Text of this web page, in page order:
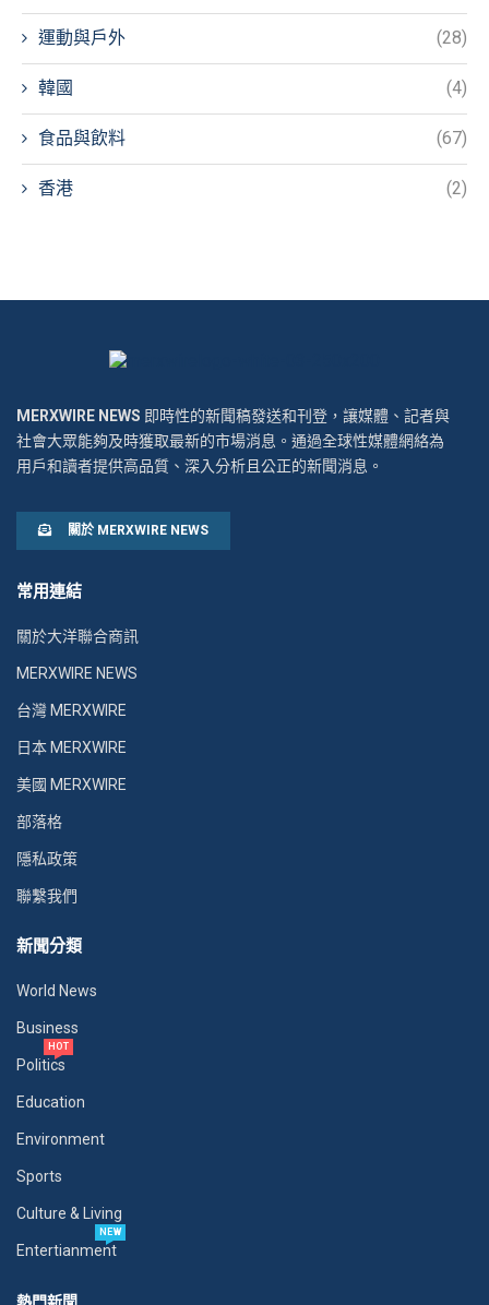
運動與戶外 (28)
韓國 (4)
食品與飲料 (67)
香港 (2)
MERXWIRE NEWS 即時性的新聞稿發送和刊登，讓媒體、記者與
社會大眾能夠及時獲取最新的市場消息。通過全球性媒體網絡為
用戶和讀者提供高品質、深入分析且公正的新聞消息。
關於 MERXWIRE NEWS
常用連結
關於大洋聯合商訊
MERXWIRE NEWS
台灣 MERXWIRE
日本 MERXWIRE
美國 MERXWIRE
部落格
隱私政策
聯繫我們
新聞分類
World News
Business
Politics
HOT
Education
Environment
Sports
Culture & Living
Entertianment
NEW